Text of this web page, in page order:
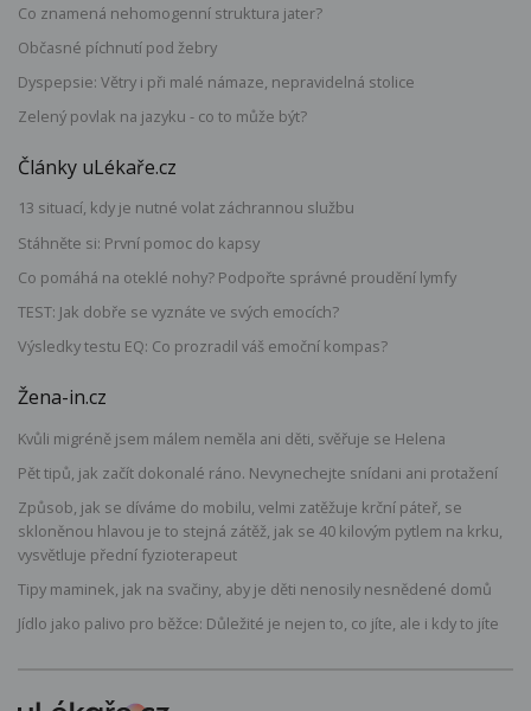
Co znamená nehomogenní struktura jater?
Občasné píchnutí pod žebry
Dyspepsie: Větry i při malé námaze, nepravidelná stolice
Zelený povlak na jazyku - co to může být?
Články uLékaře.cz
13 situací, kdy je nutné volat záchrannou službu
Stáhněte si: První pomoc do kapsy
Co pomáhá na oteklé nohy? Podpořte správné proudění lymfy
TEST: Jak dobře se vyznáte ve svých emocích?
Výsledky testu EQ: Co prozradil váš emoční kompas?
Žena-in.cz
Kvůli migréně jsem málem neměla ani děti, svěřuje se Helena
Pět tipů, jak začít dokonalé ráno. Nevynechejte snídani ani protažení
Způsob, jak se díváme do mobilu, velmi zatěžuje krční páteř, se
skloněnou hlavou je to stejná zátěž, jak se 40 kilovým pytlem na krku,
vysvětluje přední fyzioterapeut
Tipy maminek, jak na svačiny, aby je děti nenosily nesnědené domů
Jídlo jako palivo pro běžce: Důležité je nejen to, co jíte, ale i kdy to jíte